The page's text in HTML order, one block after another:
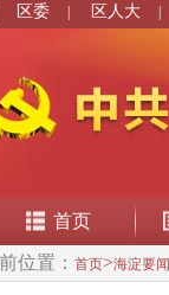
区委 区人大
首页
位置： 首页>海淀要闻